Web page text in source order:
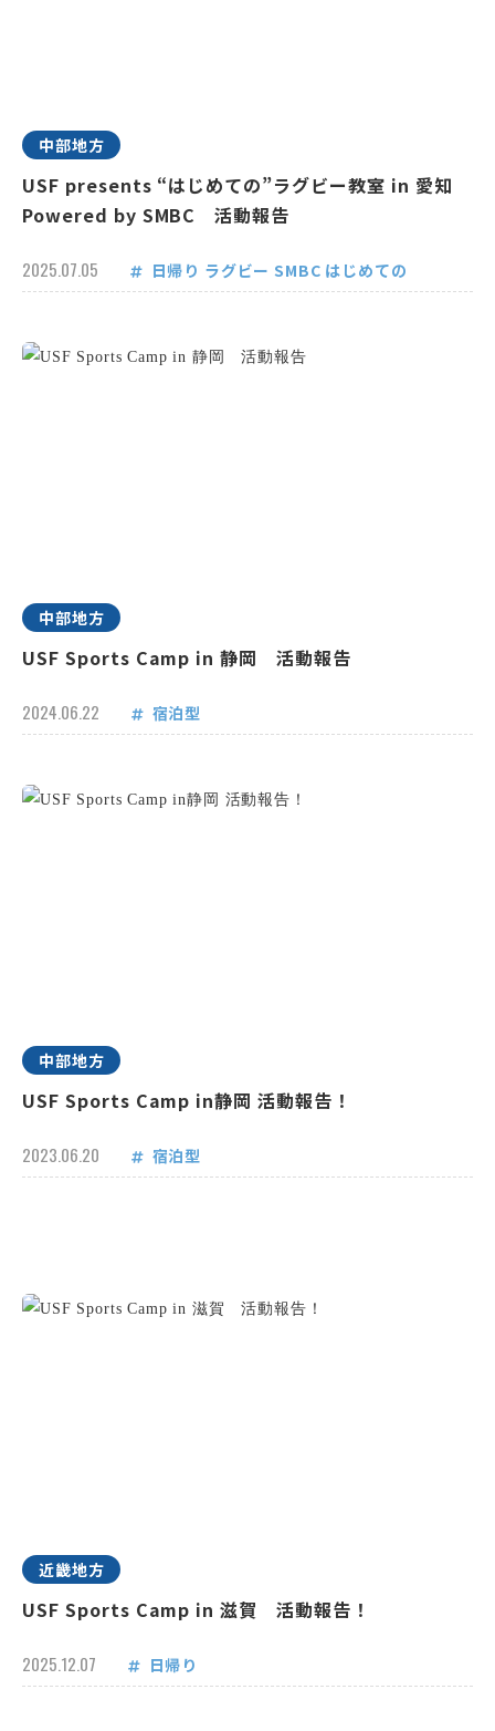
中部地方
USF presents “はじめての”ラグビー教室 in 愛知
Powered by SMBC 活動報告
2025.07.05 日帰り ラグビー SMBC はじめての
中部地方
USF Sports Camp in 静岡 活動報告
2024.06.22 宿泊型
中部地方
USF Sports Camp in静岡 活動報告！
2023.06.20 宿泊型
近畿地方
USF Sports Camp in 滋賀 活動報告！
2025.12.07 日帰り